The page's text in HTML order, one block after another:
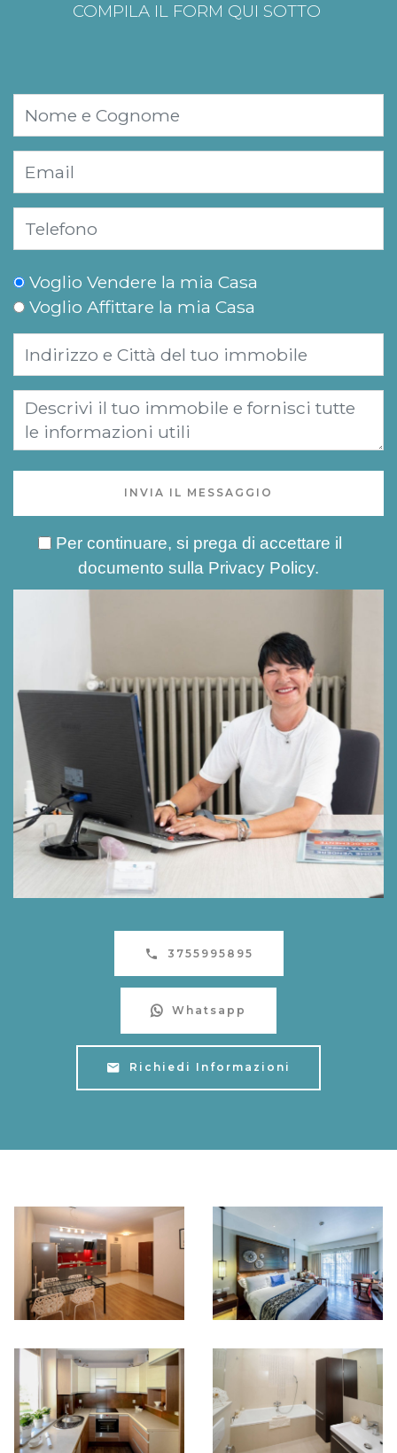
COMPILA IL FORM QUI SOTTO
Voglio Vendere la mia Casa
Voglio Affittare la mia Casa
INVIA IL MESSAGGIO
Per continuare, si prega di accettare il
documento sulla Privacy Policy.
3755995895
Whatsapp
Richiedi Informazioni